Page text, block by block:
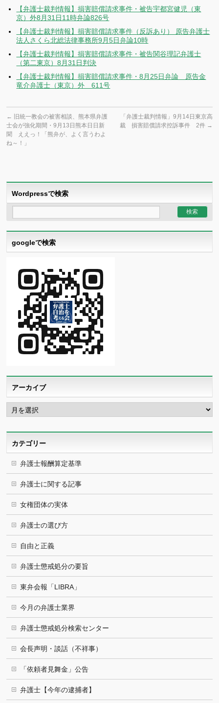
【弁護士裁判情報】損害賠償請求事件・被告宇都宮健児（東
京）外8月31日11時弁論826号
【弁護士裁判情報】損害賠償請求事件（反訴あり） 原告弁護士
法人さくら北総法律事務所9月5日弁論10時
【弁護士裁判情報】損害賠償請求事件・被告関谷理記弁護士
（第二東京）8月31日判決
【弁護士裁判情報】損害賠償請求事件・8月25日弁論 原告金
竜介弁護士（東京）外 611号
←
旧統一教会の被害相談、熊本県弁護
士会が強化期間・9月13日熊本日日新
聞 ええっ！「熊弁が、よく言うわよ
ね～！」
「弁護士裁判情報」9月14日東京高
裁 損害賠償請求控訴事件 2件 →
Wordpressで検索
googleで検索
アーカイブ
ア
ー
カ
カテゴリー
弁護士報酬算定基準
弁護士に関する記事
女権団体の実体
弁護士の選び方
自由と正義
弁護士懲戒処分の要旨
東弁会報「LIBRA」
今月の弁護士業界
弁護士懲戒処分検索センター
会長声明・談話（不祥事）
「依頼者見舞金」公告
弁護士【今年の逮捕者】